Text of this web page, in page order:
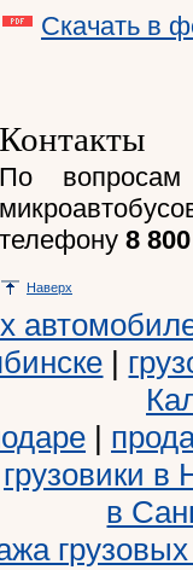
Скачать в
Контакты
По
телефону 8
Наверх
|
|
грузовики в
в